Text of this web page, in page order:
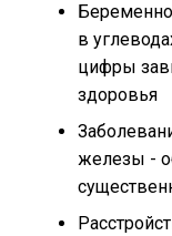
в
цифры
здоровья
железы -